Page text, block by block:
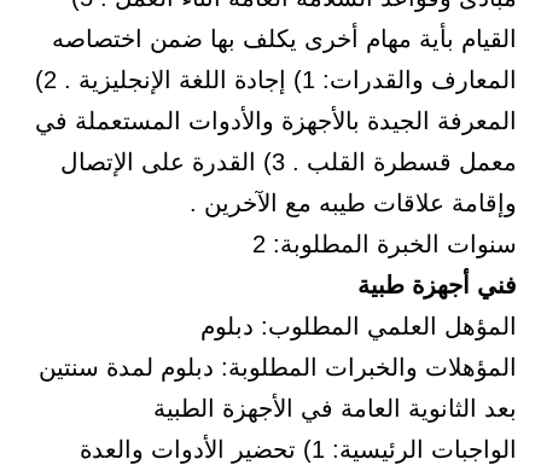
القيام بأية مهام أخرى يكلف بها ضمن اختصاصه
المعارف والقدرات: 1) إجادة اللغة الإنجليزية . 2)
المعرفة الجيدة بالأجهزة والأدوات المستعملة في
معمل قسطرة القلب . 3) القدرة على الإتصال
وإقامة علاقات طيبه مع الآخرين .
سنوات الخبرة المطلوبة: 2
فني أجهزة طبية
المؤهل العلمي المطلوب: دبلوم
المؤهلات والخبرات المطلوبة: دبلوم لمدة سنتين
بعد الثانوية العامة في الأجهزة الطبية
الواجبات الرئيسية: 1) تحضير الأدوات والعدة